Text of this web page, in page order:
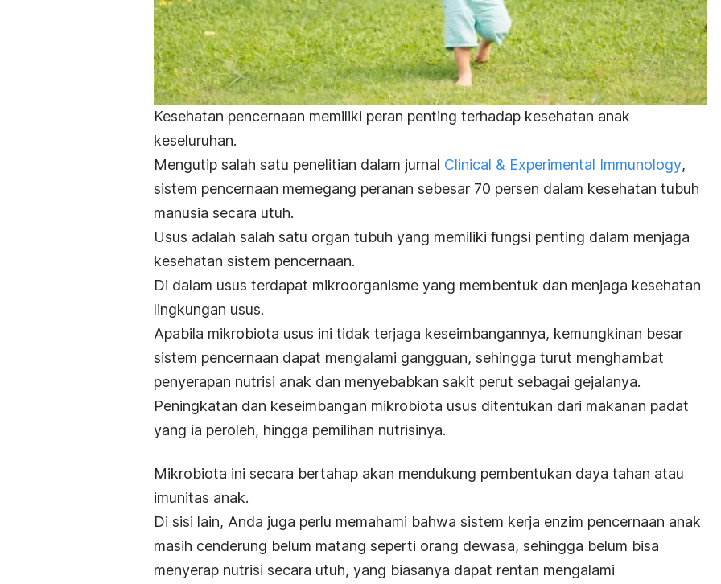
Kesehatan pencernaan memiliki peran penting terhadap kesehatan anak
keseluruhan.
Mengutip salah satu penelitian dalam jurnal Clinical & Experimental Immunology,
sistem pencernaan memegang peranan sebesar 70 persen dalam kesehatan tubuh
manusia secara utuh.
Usus adalah salah satu organ tubuh yang memiliki fungsi penting dalam menjaga
kesehatan sistem pencernaan.
Di dalam usus terdapat mikroorganisme yang membentuk dan menjaga kesehatan
lingkungan usus.
Apabila mikrobiota usus ini tidak terjaga keseimbangannya, kemungkinan besar
sistem pencernaan dapat mengalami gangguan, sehingga turut menghambat
penyerapan nutrisi anak dan menyebabkan sakit perut sebagai gejalanya.
Peningkatan dan keseimbangan mikrobiota usus ditentukan dari makanan padat
yang ia peroleh, hingga pemilihan nutrisinya.
Mikrobiota ini secara bertahap akan mendukung pembentukan daya tahan atau
imunitas anak.
Di sisi lain, Anda juga perlu memahami bahwa sistem kerja enzim pencernaan anak
masih cenderung belum matang seperti orang dewasa, sehingga belum bisa
menyerap nutrisi secara utuh, yang biasanya dapat rentan mengalami